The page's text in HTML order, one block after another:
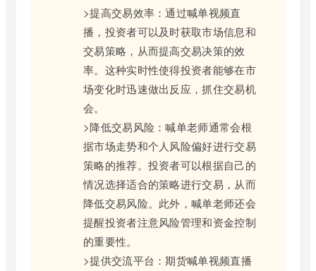
>提高交易效率：通过喊单视频直
播，投资者可以及时获取市场信息和
交易策略，从而提高交易决策的效
率。这种实时性使得投资者能够在市
场变化时迅速做出反应，抓住交易机
会。
>降低交易风险：喊单老师通常会根
据市场走势和个人风险偏好进行交易
策略的推荐。投资者可以根据自己的
情况选择适合的策略进行交易，从而
降低交易风险。此外，喊单老师还会
提醒投资者注意风险管理和资金控制
的重要性。
>提供交流平台：期货喊单视频直播